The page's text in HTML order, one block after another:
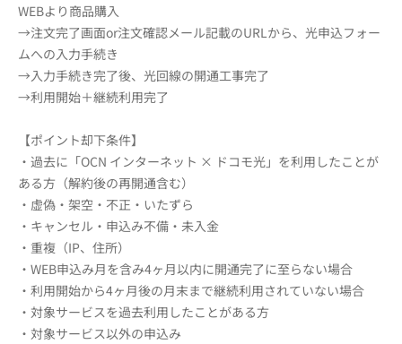
WEBより商品購入
→注文完了画面or注文確認メール記載のURLから、光申込フォー
ムへの入力手続き
→入力手続き完了後、光回線の開通工事完了
→利用開始＋継続利用完了
【ポイント却下条件】
・過去に「OCN インターネット × ドコモ光」を利用したことが
ある方（解約後の再開通含む）
・虚偽・架空・不正・いたずら
・キャンセル・申込み不備・未入金
・重複（IP、住所）
・WEB申込み月を含み4ヶ月以内に開通完了に至らない場合
・利用開始から4ヶ月後の月末まで継続利用されていない場合
・対象サービスを過去利用したことがある方
・対象サービス以外の申込み